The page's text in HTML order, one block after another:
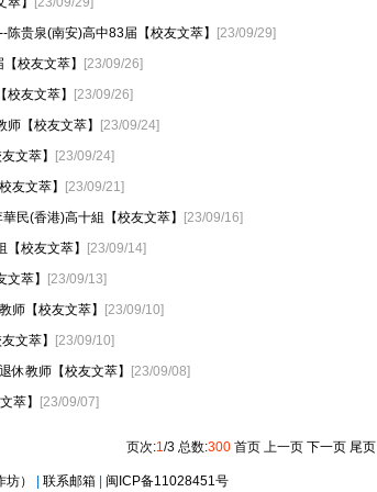
贵泉(南安)高中83届【校友文萃】
[23/09/29]
校友文萃】
[23/09/26]
友文萃】
[23/09/26]
【校友文萃】
[23/09/24]
文萃】
[23/09/24]
友文萃】
[23/09/21]
民(香港)高十組【校友文萃】
[23/09/16]
校友文萃】
[23/09/14]
萃】
[23/09/13]
师【校友文萃】
[23/09/10]
文萃】
[23/09/10]
休教师【校友文萃】
[23/09/08]
萃】
[23/09/07]
页次:1/3 总数:300 首页 上一页下一页 尾页
） |联系邮箱 |闽ICP备11028451号